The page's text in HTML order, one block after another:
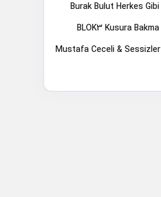
دانلود آهنگ Mustafa Ceceli & Sessizler